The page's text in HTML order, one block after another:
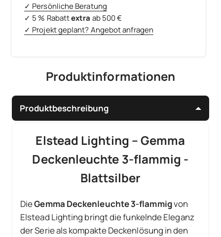
✓ Persönliche Beratung
✓ 5 % Rabattextra ab 500 €
✓ Projekt geplant? Angebot anfragen
Produktinformationen
Produktbeschreibung
Elstead Lighting – Gemma
Deckenleuchte 3-flammig -
Blattsilber
DieGemma Deckenleuchte 3-flammigvon
Elstead Lighting bringt die funkelnde Eleganz
der Serie als kompakte Deckenlösung in den